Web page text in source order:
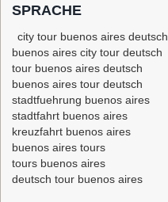
SPRACHE
city tour buenos aires deutsch
buenos aires city tour deutsch
tour buenos aires deutsch
buenos aires tour deutsch
stadtfuehrung buenos aires
stadtfahrt buenos aires
kreuzfahrt buenos aires
buenos aires tours
tours buenos aires
deutsch tour buenos aires